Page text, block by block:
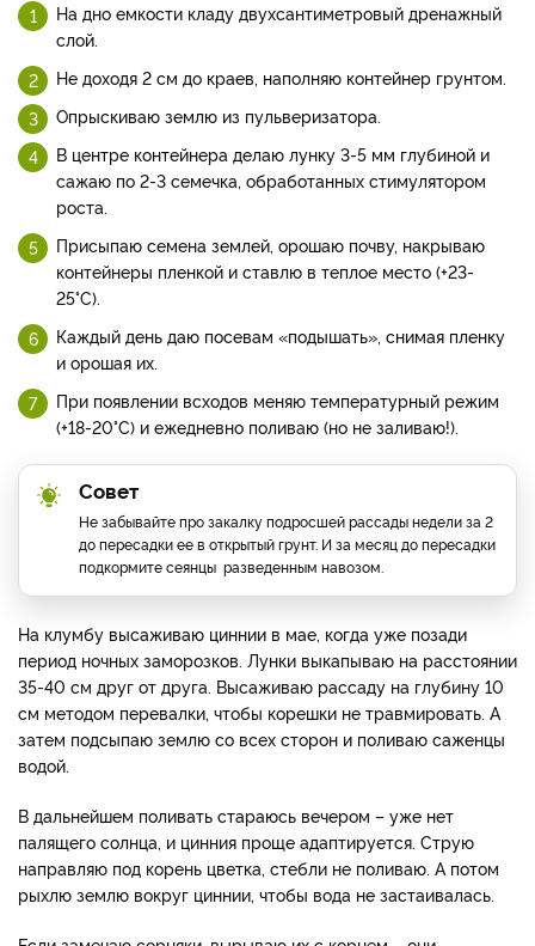
На дно емкости кладу двухсантиметровый дренажный
слой.
Не доходя 2 см до краев, наполняю контейнер грунтом.
Опрыскиваю землю из пульверизатора.
В центре контейнера делаю лунку 3-5 мм глубиной и
сажаю по 2-3 семечка, обработанных стимулятором
роста.
Присыпаю семена землей, орошаю почву, накрываю
контейнеры пленкой и ставлю в теплое место (+23-
25°С).
Каждый день даю посевам «подышать», снимая пленку
и орошая их.
При появлении всходов меняю температурный режим
(+18-20°С) и ежедневно поливаю (но не заливаю!).
Совет
Не забывайте про закалку подросшей рассады недели за 2
до пересадки ее в открытый грунт. И за месяц до пересадки
подкормите сеянцы разведенным навозом.
На клумбу высаживаю циннии в мае, когда уже позади
период ночных заморозков. Лунки выкапываю на расстоянии
35-40 см друг от друга. Высаживаю рассаду на глубину 10
см методом перевалки, чтобы корешки не травмировать. А
затем подсыпаю землю со всех сторон и поливаю саженцы
водой.
В дальнейшем поливать стараюсь вечером – уже нет
палящего солнца, и цинния проще адаптируется. Струю
направляю под корень цветка, стебли не поливаю. А потом
рыхлю землю вокруг циннии, чтобы вода не застаивалась.